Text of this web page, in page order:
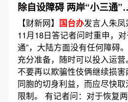
除自设障碍 两岸“小三通”
可以恢复正常
【财新网】 国台办发言人朱凤
11月18日答记者问时重申，
通”，大陆方面没有任何障碍
充分准备，随时可以投入运营
不要再以欺骗性伎俩继续损
同胞的切身利益，而应尽快
限制。 有记者问：对于恢复